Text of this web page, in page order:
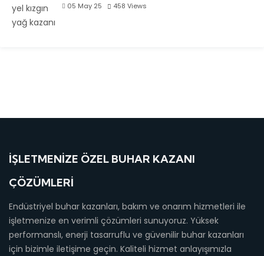
05 May 25
458 Views
İŞLETMENIZE ÖZEL BUHAR KAZANI
ÇÖZÜMLERI
Endüstriyel buhar kazanları, bakım ve onarım hizmetleri ile
işletmenize en verimli çözümleri sunuyoruz. Yüksek
performanslı, enerji tasarruflu ve güvenilir buhar kazanları
için bizimle iletişime geçin. Kaliteli hizmet anlayışımızla